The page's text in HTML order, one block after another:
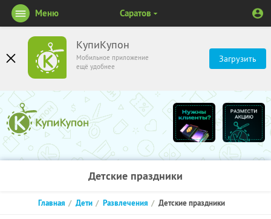
КупиКупон
Мобильное приложение
ещё удобнее
Загрузить
Меню Саратов
Детские праздники
Главная Дети Развлечения Детские праздники